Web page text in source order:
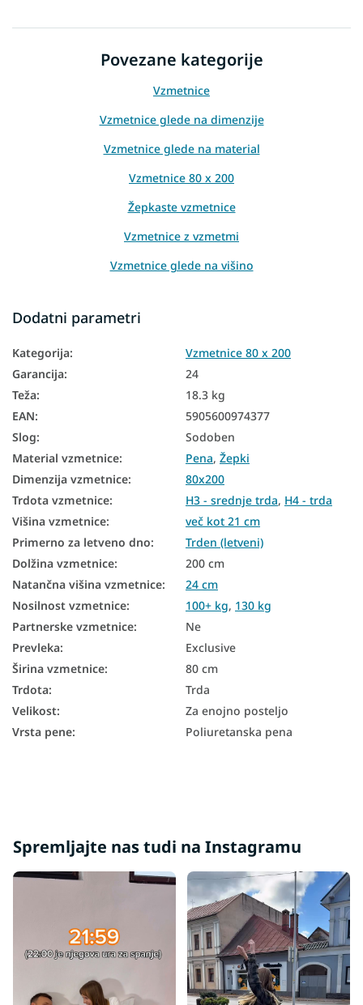
Povezane kategorije
Vzmetnice
Vzmetnice glede na dimenzije
Vzmetnice glede na material
Vzmetnice 80 x 200
Žepkaste vzmetnice
Vzmetnice z vzmetmi
Vzmetnice glede na višino
Visoke vzmetnice
Hotelske vzmetnice
Talne vzmetnice
Talne vzmetnice
Vzmetnice glede na trdoto
Trde vzmetnice
Conske vzmetnice
Majhne vzmetnice
Antialergijske vzmetnice
Antibakterijske vzmetnice
7-conske vzmetnice
Žepkaste vzmetnice 80x200
Trdota vzmetnice H3
Trdota vzmetnice H4
Vzmetnice z nosilnostjo 100+ kg
Dodatni parametri
Kategorija:
Vzmetnice 80 x 200
Garancija:
24
Teža:
18.3 kg
EAN:
5905600974377
Slog:
Sodoben
Material vzmetnice: Pena, Žepki
Dimenzija vzmetnice:
80x200
Trdota vzmetnice: H3 - srednje trda, H4 - trda
Višina vzmetnice:
več kot 21 cm
Primerno za letveno dno:
Trden (letveni)
Dolžina vzmetnice:
200 cm
Natančna višina vzmetnice:
24 cm
Nosilnost vzmetnice: 100+ kg, 130 kg
Partnerske vzmetnice:
Ne
Prevleka:
Exclusive
Širina vzmetnice:
80 cm
Trdota:
Trda
Velikost:
Za enojno posteljo
Vrsta pene: Poliuretanska pena
Spremljajte nas tudi na Instagramu